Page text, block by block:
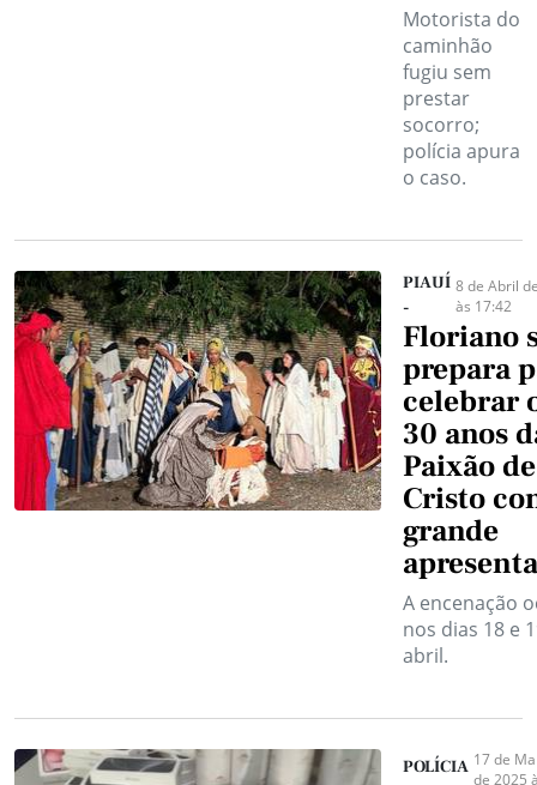
Motorista do
caminhão
fugiu sem
prestar
socorro;
polícia apura
o caso.
PIAUÍ
-
8 de Abril
às 17:42
Floriano
prepara
celebrar
30 anos
Paixão de
Cristo
grande
A encenação
nos dias 18 e
abril.
POLÍCIA 17 de
de 2025